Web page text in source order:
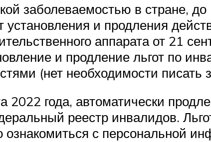
заболеваемостью в стране,
и продления
аппарата от 21
и продление льгот по
(нет необходимости писать
года, автоматически
реестр инвалидов.
с персональной